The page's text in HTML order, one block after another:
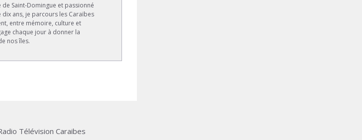
de Saint-Domingue et passionné
ans, je parcours les Caraïbes
entre mémoire, culture et
chaque jour à donner la
nos îles.
Télévision Caraibes